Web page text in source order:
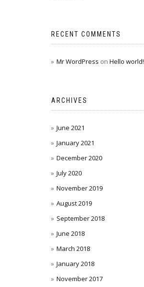
RECENT COMMENTS
Mr WordPress on Hello world!
ARCHIVES
June 2021
January 2021
December 2020
July 2020
November 2019
August 2019
September 2018
June 2018
March 2018
January 2018
November 2017